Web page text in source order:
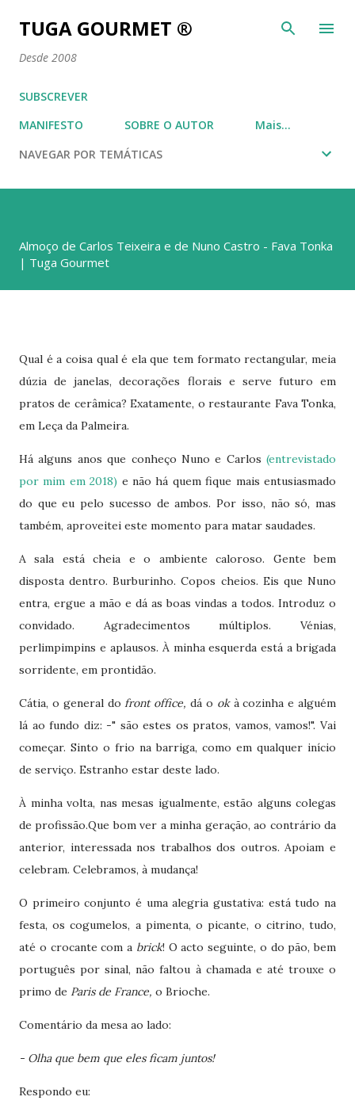
Avançar para o conteúdo principal
TUGA GOURMET ®
Desde 2008
SUBSCREVER
MANIFESTO
SOBRE O AUTOR
Mais…
NAVEGAR POR TEMÁTICAS
Almoço de Carlos Teixeira e de Nuno Castro - Fava Tonka
| Tuga Gourmet
Qual é a coisa qual é ela que tem formato rectangular, meia
dúzia de janelas, decorações florais e serve futuro em
pratos de cerâmica? Exatamente, o restaurante Fava Tonka,
em Leça da Palmeira.
Há alguns anos que conheço Nuno e Carlos (entrevistado
por mim em 2018) e não há quem fique mais entusiasmado
do que eu pelo sucesso de ambos. Por isso, não só, mas
também, aproveitei este momento para matar saudades.
A sala está cheia e o ambiente caloroso. Gente bem
disposta dentro. Burburinho. Copos cheios. Eis que Nuno
entra, ergue a mão e dá as boas vindas a todos. Introduz o
convidado. Agradecimentos múltiplos. Vénias,
perlimpimpins e aplausos. À minha esquerda está a brigada
sorridente, em prontidão.
Cátia, o general dofront office, dá o okà cozinha e alguém
lá ao fundo diz: -" são estes os pratos, vamos, vamos!". Vai
começar. Sinto o frio na barriga, como em qualquer início
de serviço. Estranho estar deste lado.
À minha volta, nas mesas igualmente, estão alguns colegas
de profissão.Que bom ver a minha geração, ao contrário da
anterior, interessada nos trabalhos dos outros. Apoiam e
celebram. Celebramos, à mudança!
O primeiro conjunto é uma alegria gustativa: está tudo na
festa, os cogumelos, a pimenta, o picante, o citrino, tudo,
até o crocante com a brick! O acto seguinte, o do pão, bem
português por sinal, não faltou à chamada e até trouxe o
primo de Paris de France, o Brioche.
Comentário da mesa ao lado:
- Olha que bem que eles ficam juntos!
Respondo eu: